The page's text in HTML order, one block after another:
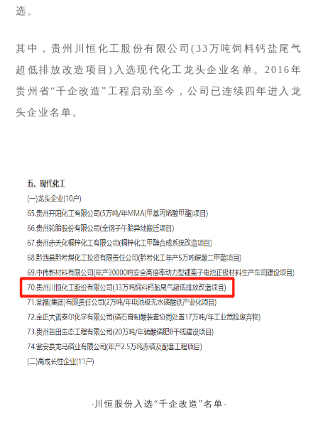
选。
其中， 贵州川恒化工股份有限公司(33万吨饲料钙盐尾气
超低排放改造项目) 入选现代化工龙头企业名单。2016年
贵州省“千企改造”工程启动至今，公司已连续四年进入龙
头企业名单。
-川恒股份入选“千企改造”名单-